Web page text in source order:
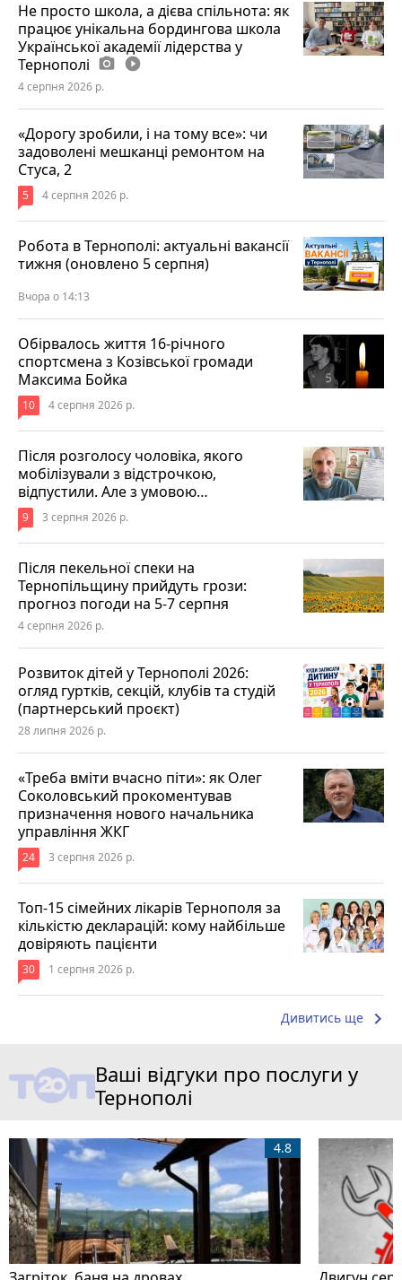
Не просто школа, а дієва спільнота: як
працює унікальна бордингова школа
Української академії лідерства у
Тернополі photo_camera play_circle_filled
4 серпня 2026 р.
«Дорогу зробили, і на тому все»: чи
задоволені мешканці ремонтом на
Стуса, 2
5 4 серпня 2026 р.
Робота в Тернополі: актуальні вакансії
тижня (оновлено 5 серпня)
Вчора о 14:13
Обірвалось життя 16-річного
спортсмена з Козівської громади
Максима Бойка
10 4 серпня 2026 р.
Після розголосу чоловіка, якого
мобілізували з відстрочкою,
відпустили. Але з умовою…
9 3 серпня 2026 р.
Після пекельної спеки на
Тернопільщину прийдуть грози:
прогноз погоди на 5-7 серпня
4 серпня 2026 р.
Розвиток дітей у Тернополі 2026:
огляд гуртків, секцій, клубів та студій
(партнерський проєкт)
28 липня 2026 р.
«Треба вміти вчасно піти»: як Олег
Соколовський прокоментував
призначення нового начальника
управління ЖКГ
24 3 серпня 2026 р.
Топ-15 сімейних лікарів Тернополя за
кількістю декларацій: кому найбільше
довіряють пацієнти
30 1 серпня 2026 р.
Дивитись ще keyboard_arrow_right
Ваші відгуки про послуги у
Тернополі
4.8